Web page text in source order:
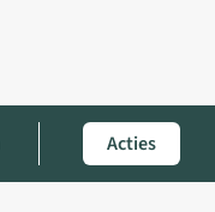
Acties